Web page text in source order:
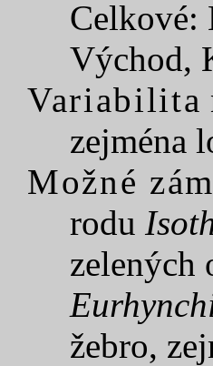
Celkové:
Východ,
Variabilita
zejména
Možné
rodu
zelených
žebro,